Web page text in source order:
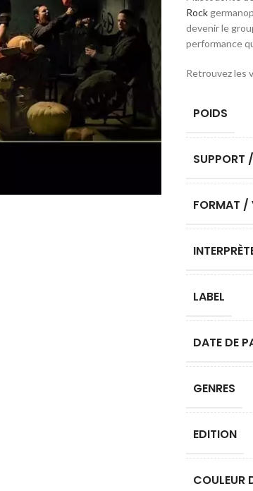
Rock
devenir le
performance
Retrouvez les
POIDS
SUPPORT
FORMAT /
LABEL
DATE DE
GENRES
EDITION
COULEUR